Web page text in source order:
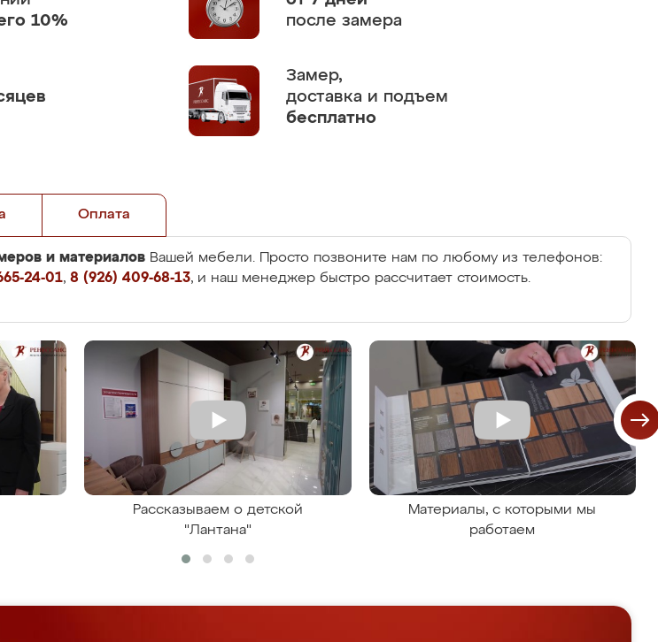
10%
после замера
Замер,
доставка и подъем
бесплатно
Оплата
и материалов Вашей мебели. Просто позвоните нам по любому из телефонов:
24-01, 8 (926) 409-68-13, и наш менеджер быстро рассчитает стоимость.
Рассказываем о детской
"Лантана"
Материалы, с которыми мы
работаем